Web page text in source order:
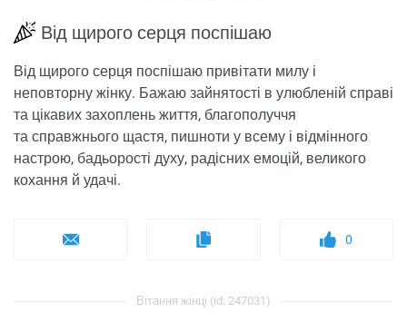
Від щирого серця поспішаю
Від щирого серця поспішаю привітати милу і
неповторну жінку. Бажаю зайнятості в улюбленій справі
та цікавих захоплень життя, благополуччя
та справжнього щастя, пишноти у всему і відмінного
настрою, бадьорості духу, радісних емоцій, великого
кохання й удачі.
0
Вітання жінці (id: 247031)